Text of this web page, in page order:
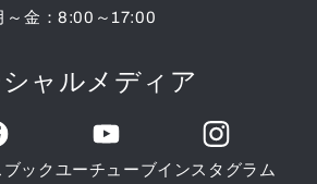
～金：8:00～17:00
ャルメディア
ックユーチューブインスタグラム